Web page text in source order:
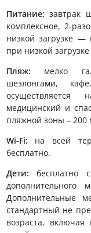
Питание: завтрак
комплексное, 2-
низкой загрузке —
при низкой
Пляж: мелко
шезлонгами,
медицинский и
пляжной зоны – 200
Wi-Fi: на всей
бесплатно.
Дети: бесплатно
Дополнительные
стандартный не
возраста,